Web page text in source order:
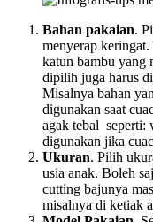
Bahan pakaian.
menyerap keringat.
katun bambu yang
dipilih juga harus
Misalnya bahan
digunakan saat
agak tebal seperti:
digunakan jika
Ukuran. Pilih
usia anak. Boleh
cutting bajunya
misalnya di ketiak